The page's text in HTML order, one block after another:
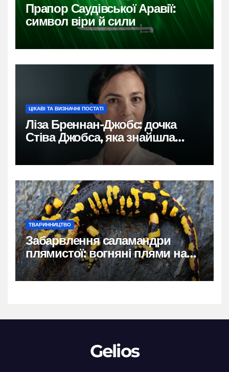
Прапор Саудівської Аравії:
символ віри й сили
ЦІКАВІ ТА ВИЗНАЧНІ ПОСТАТІ
Ліза Бреннан-Джобс: дочка
Стіва Джобса, яка знайшла
власний голос
ТВАРИННИЦТВО
Забарвлення саламандри
плямистої: вогняні плями на
чорному тлі
Gelios